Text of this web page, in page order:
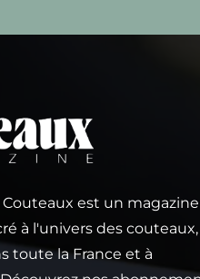
Couteaux est un magazine
à l'univers des couteaux,
toute la France et à